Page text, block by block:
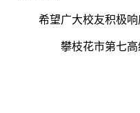
希望广大校友积极响
攀枝花市第七